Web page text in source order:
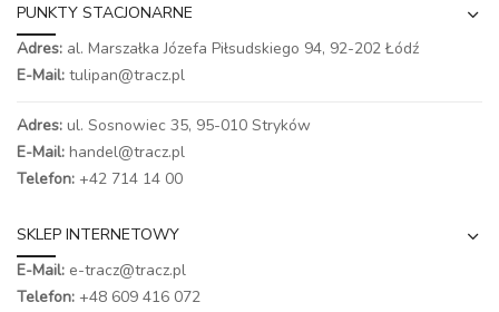
PUNKTY STACJONARNE
Adres: al. Marszałka Józefa Piłsudskiego 94, 92-202 Łódź
E-Mail: tulipan@tracz.pl
Adres: ul. Sosnowiec 35, 95-010 Stryków
E-Mail: handel@tracz.pl
Telefon: +42 714 14 00
SKLEP INTERNETOWY
E-Mail: e-tracz@tracz.pl
Telefon: +48 609 416 072